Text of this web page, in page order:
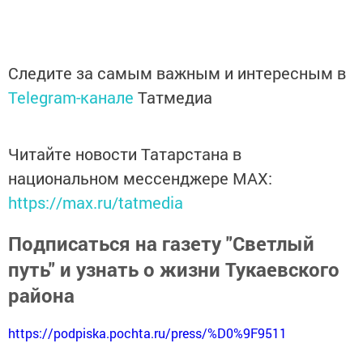
Следите за самым важным и интересным в
Telegram-канале Татмедиа
Читайте новости Татарстана в
национальном мессенджере MАХ:
https://max.ru/tatmedia
Подписаться на газету "Светлый
путь" и узнать о жизни Тукаевского
района
https://podpiska.pochta.ru/press/%D0%9F9511